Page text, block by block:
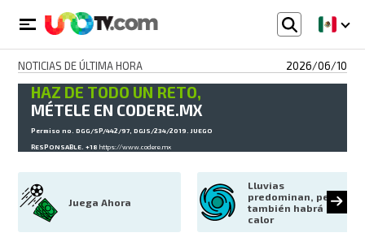
NOTICIAS DE ÚLTIMA HORA 2026/06/10
HAZ DE TODO UN RETO,
MÉTELE EN CODERE.MX
Permiso no. DGG/SP/442/97, DGJS/234/2019. JUEGO
RESPONSABLE. +18https://www.codere.mx
Juega Ahora
Lluvias
predominan, pero
también habrá
calor